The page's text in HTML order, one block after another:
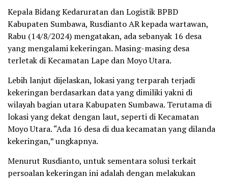
Kepala Bidang Kedaruratan dan Logistik BPBD
Kabupaten Sumbawa, Rusdianto AR kepada wartawan,
Rabu (14/8/2024) mengatakan, ada sebanyak 16 desa
yang mengalami kekeringan. Masing-masing desa
terletak di Kecamatan Lape dan Moyo Utara.
Lebih lanjut dijelaskan, lokasi yang terparah terjadi
kekeringan berdasarkan data yang dimiliki yakni di
wilayah bagian utara Kabupaten Sumbawa. Terutama di
lokasi yang dekat dengan laut, seperti di Kecamatan
Moyo Utara. “Ada 16 desa di dua kecamatan yang dilanda
kekeringan,” ungkapnya.
Menurut Rusdianto, untuk sementara solusi terkait
persoalan kekeringan ini adalah dengan melakukan